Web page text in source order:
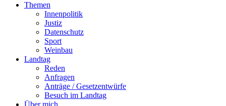
Themen
Innenpolitik
Justiz
Datenschutz
Sport
Weinbau
Landtag
Reden
Anfragen
Anträge / Gesetzentwürfe
Besuch im Landtag
Über mich